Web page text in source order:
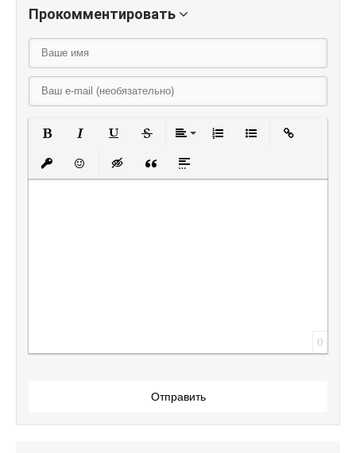
Прокомментировать
Полужирный
Курсив
Вставить защищенную ссылку
Вставить смайлик
Вставка скрытого текста
Вставка цитаты
Вставка спойлера
0
Отправить